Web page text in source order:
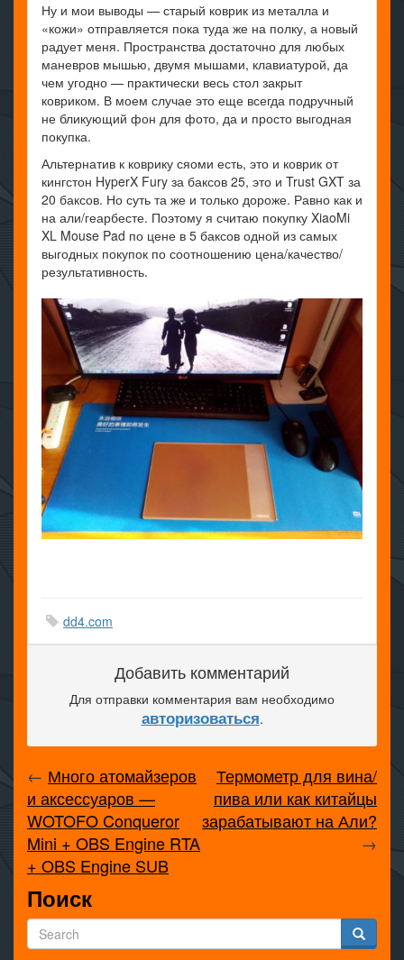
Ну и мои выводы — старый коврик из металла и
«кожи» отправляется пока туда же на полку, а новый
радует меня. Пространства достаточно для любых
маневров мышью, двумя мышами, клавиатурой, да
чем угодно — практически весь стол закрыт
ковриком. В моем случае это еще всегда подручный
не бликующий фон для фото, да и просто выгодная
покупка.
Альтернатив к коврику сяоми есть, это и коврик от
кингстон HyperX Fury за баксов 25, это и Trust GXT за
20 баксов. Но суть та же и только дороже. Равно как и
на али/геарбесте. Поэтому я считаю покупку XiaoMi
XL Mouse Pad по цене в 5 баксов одной из самых
выгодных покупок по соотношению цена/качество/
результативность.
dd4.com
Добавить комментарий
Для отправки комментария вам необходимо
авторизоваться.
← Много атомайзеров
и аксессуаров —
WOTOFO Conqueror
Mini + OBS Engine RTA
+ OBS Engine SUB
Термометр для вина/
пива или как китайцы
зарабатывают на Али?
→
Поиск